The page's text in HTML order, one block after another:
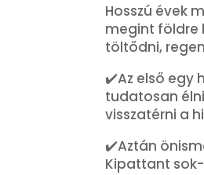
Hosszú évek
megint földre
töltődni,
✔️Az első egy
tudatosan
visszatérni a
✔️Aztán
Kipattant